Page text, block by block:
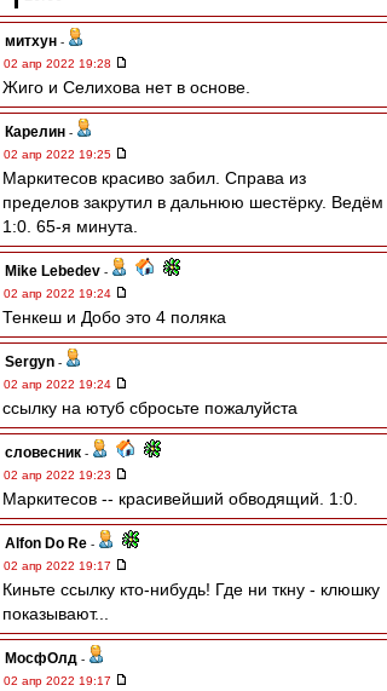
митхун -
02 апр 2022 19:28
Жиго и Селихова нет в основе.
Карелин -
02 апр 2022 19:25
Маркитесов красиво забил. Справа из
пределов закрутил в дальнюю шестёрку. Ведём
1:0. 65-я минута.
Mike Lebedev -
02 апр 2022 19:24
Тенкеш и Добо это 4 поляка
Sergyn -
02 апр 2022 19:24
ссылку на ютуб сбросьте пожалуйста
словесник -
02 апр 2022 19:23
Маркитесов -- красивейший обводящий. 1:0.
Alfon Do Re -
02 апр 2022 19:17
Киньте ссылку кто-нибудь! Где ни ткну - клюшку
показывают...
МосфОлд -
02 апр 2022 19:17